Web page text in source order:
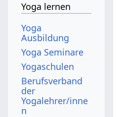
Yoga lernen
Yoga
Ausbildung
Yoga Seminare
Yogaschulen
Berufsverband
der
Yogalehrer/inne
n